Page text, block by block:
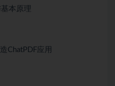
本原理
ChatPDF应用